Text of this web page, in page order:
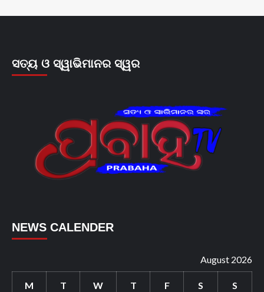
ସତ୍ୟ ଓ ସ୍ୱାଭିମାନର ସ୍ୱର
NEWS CALENDER
August 2026
M T W T F S S